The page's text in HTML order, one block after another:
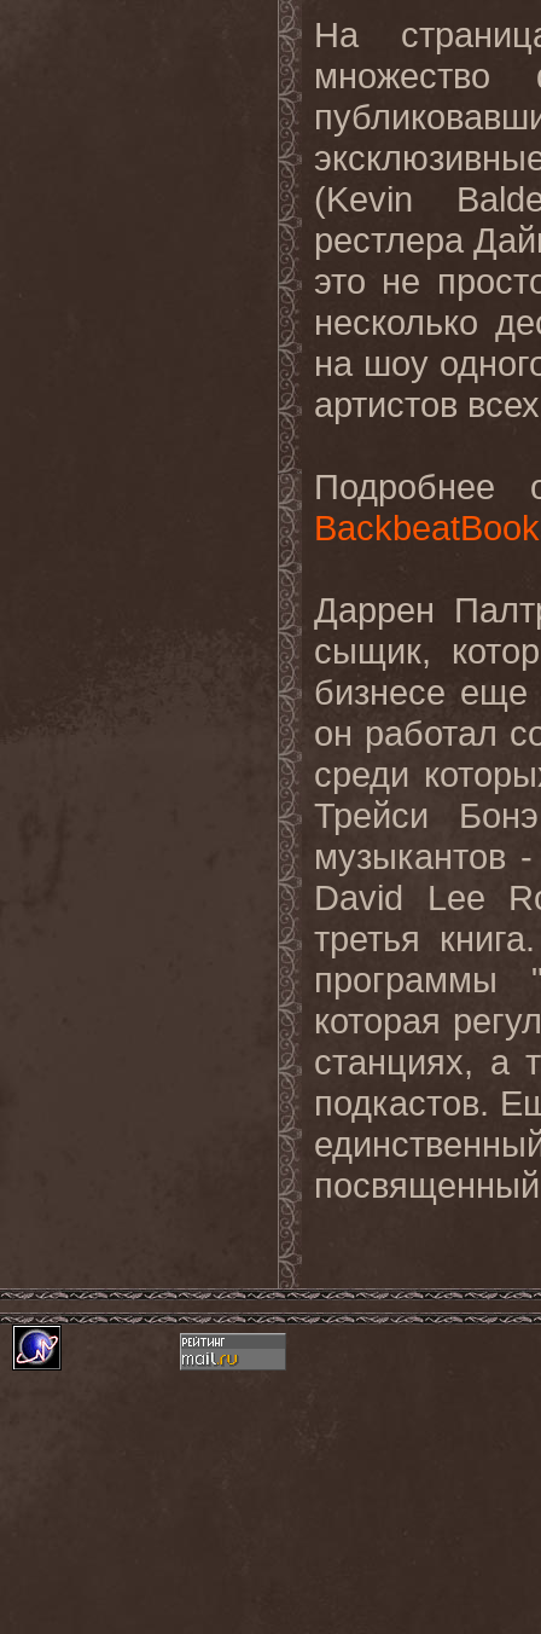
На
множество
(Kevin
рестлера
это не
несколько
на шоу
артистов
Подробнее
Даррен
сыщик,
бизнесе еще
он работал
среди
Трейси
музыкантов
David Lee
третья
книга
программы
которая
станциях, а
подкастов.